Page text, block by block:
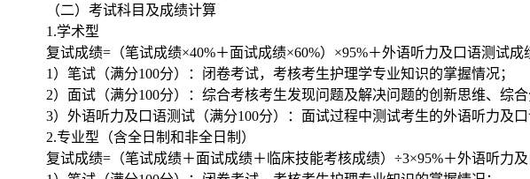
（二）考试科目及成绩计算
1.学术型
复试成绩= （笔试成绩×40%＋面试成绩×60%）×95%＋外语听力及口语测试成
1 ）笔试（满分100分）：闭卷考试，考核考生护理学专业知识的掌握情况；
2）面试（满分100分）：综合考核考生发现问题及解决问题的创新思维、综合
3）外语听力及口语测试（满分100分）：面试过程中测试考生的外语听力及口
2.专业型（含全日制和非全日制）
复试成绩= （笔试成绩＋面试成绩＋临床技能考核成绩）÷3×95%＋外语听力